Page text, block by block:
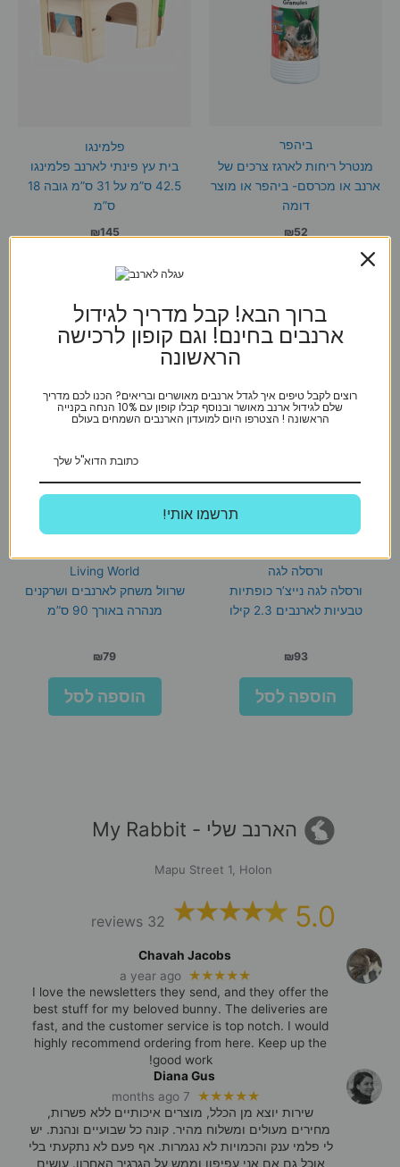
ביהפר
מנטרל ריחות לארגז צרכים של
ארנב או מכרסם- ביהפר או מוצר
דומה
₪52
פלמינגו
בית עץ פינתי לארנב פלמינגו
42.5 ס”מ על 31 ס”מ גובה 18
ס”מ
₪145
הוספה לסל
ורסלה לגה
ורסלה לגה נייצ’ר כופתיות
טבעיות לארנבים 2.3 קילו
₪93
הוספה לסל
Living World
שרוול משחק לארנבים ושרקנים
מנהרה באורך 90 ס”מ
₪79
הוספה לסל
הארנב שלי - My Rabbit
Mapu Street 1, Holon
5.0
32 reviews
Chavah Jacobs
★★★★★
a year ago
I love the newsletters they send, and they offer the
best stuff for my beloved bunny. The deliveries are
fast, and the customer service is top notch. I would
highly recommend ordering from here. Keep up the
good work!
Diana Gus
★★★★★
7 months ago
שירות יוצא מן הכלל, מוצרים איכותיים ללא פשרות,
מחירים מעולים ומשלוח מהיר. קונה כל שבועיים ונהנת. יש
לי פלמי ענק והכמויות לא נגמרות. אף פעם לא נתקעתי בלי
אוכל גם אם אני עפיפון וממש על הגרגיר האחרון. עושים
ברוך הבא! קבל מדריך לגידול
ארנבים בחינם! וגם קופון לרכישה
הראשונה
רוצים לקבל טיפים איך לגדל ארנבים מאושרים ובריאים? הכנו לכם מדריך
שלם לגידול ארנב מאושר ובנוסף קבלו קופון עם 10% הנחה בקנייה
הראשונה ! הצטרפו היום למועדון הארנבים השמחים בעולם
!תרשמו אותי